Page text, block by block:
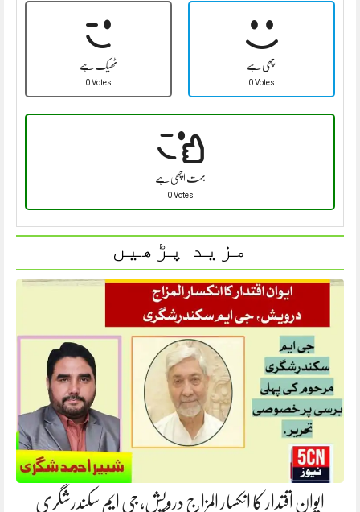
ٹھیک ہے
0 Votes
اچھی ہے
0 Votes
بہت اچھی ہے
0 Votes
مزید پڑھیں
ایوانِ اقتدار کا انکسار المزاج درویش، جی ایم سکندرشگری